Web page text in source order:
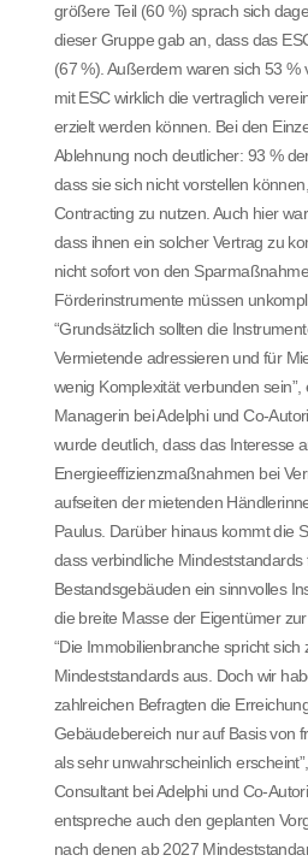
größere Teil (60 %) sprach sich
dieser Gruppe gab an, dass das
(67 %). Außerdem waren sich 53 %
mit ESC wirklich die vertraglich
erzielt werden können. Bei den
Ablehnung noch deutlicher: 93 %
dass sie sich nicht vorstellen
Contracting zu nutzen. Auch hier
dass ihnen ein solcher Vertrag zu
nicht sofort von den
Förderinstrumente müssen
“Grundsätzlich sollten die
Vermietende adressieren und für
wenig Komplexität verbunden
Managerin bei Adelphi und Co-
wurde deutlich, dass das Interesse
Energieeffizienzmaßnahmen bei
aufseiten der mietenden
Paulus. Darüber hinaus kommt die
dass verbindliche Mindeststandards
Bestandsgebäuden ein sinnvolles
die breite Masse der Eigentümer
“Die Immobilienbranche spricht
Mindeststandards aus. Doch wir
zahlreichen Befragten die
Gebäudebereich nur auf Basis von
als sehr unwahrscheinlich
Consultant bei Adelphi und Co-
entspreche auch den geplanten
nach denen ab 2027